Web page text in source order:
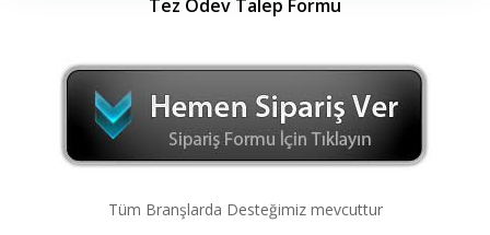
Tez Ödev Talep Formu
Tüm Branşlarda Desteğimiz mevcuttur